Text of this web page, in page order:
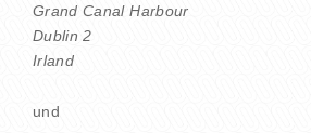
Grand Canal Harbour
Dublin 2
Irland
und